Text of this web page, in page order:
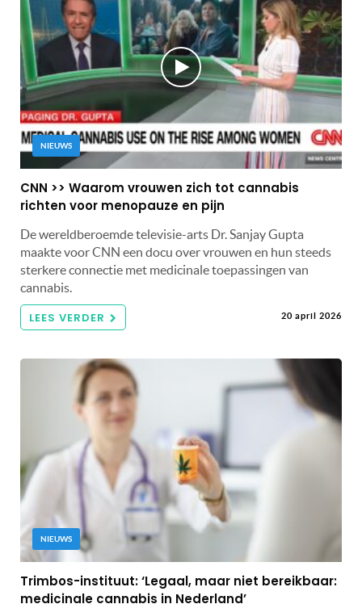
NIEUWS
CNN >> Waarom vrouwen zich tot cannabis
richten voor menopauze en pijn
De wereldberoemde televisie-arts Dr. Sanjay Gupta
maakte voor CNN een docu over vrouwen en hun steeds
sterkere connectie met medicinale toepassingen van
cannabis.
LEES VERDER 20 april 2026
NIEUWS
Trimbos-instituut: ‘Legaal, maar niet bereikbaar:
medicinale cannabis in Nederland’